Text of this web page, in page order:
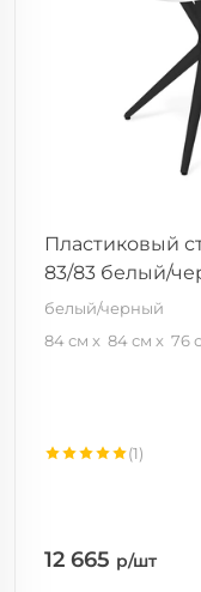
Пластиковый
83/83 белый/
белый/черный
84 см
84 см 76
12 665 р/шт
(1)